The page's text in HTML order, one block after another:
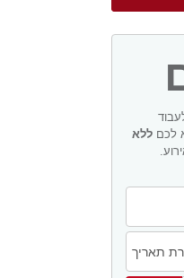
לכם ללא